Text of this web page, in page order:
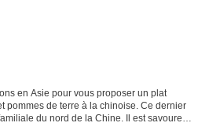
en Asie pour vous proposer un plat
pommes de terre à la chinoise. Ce dernier
du nord de la Chine. Il est savoureux